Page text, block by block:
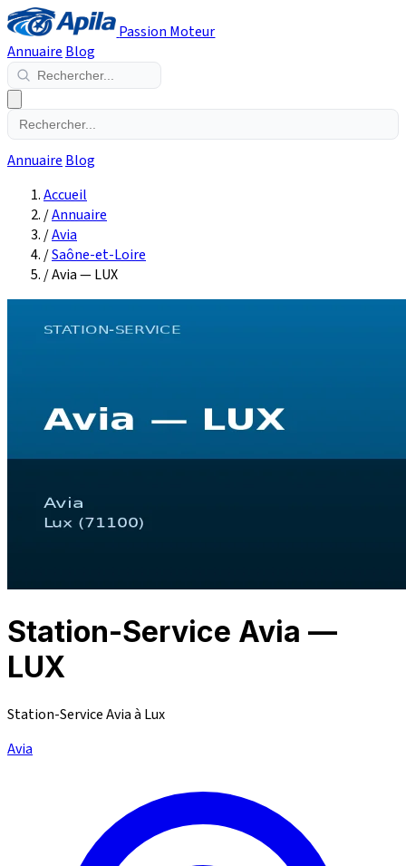
Passion Moteur
Annuaire Blog
Annuaire Blog
Accueil
/Annuaire
/Avia
/Saône-et-Loire
/Avia — LUX
Station-Service Avia —
LUX
Station-Service Avia à Lux
Avia